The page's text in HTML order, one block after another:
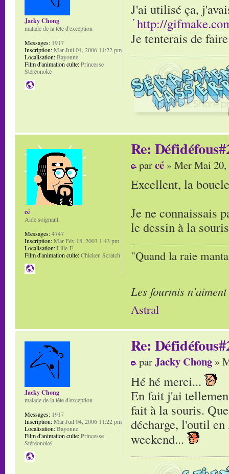
J'ai utilisé ça,
http://
Je tenterais de
Jacky Chong
malade de la tête d'exception
Messages: 1917
Inscription:Mar Juil 04, 2006 11:22 pm
Localisation:Bayonne
Film d'animation culte:Princesse
Stéréonoké
Re:
parcé » Mer Mai
Excellent, la
Je ne connaissais
le dessin à la
"Quand la raie
Les fourmis
Astral
cé
Aide soignant
Messages:4747
Inscription:Mar Fév 18, 2003 1:43 pm
Localisation:Lille-F
Film d'animation culte:Chicken Scratch
Re:
parJacky Chong »
Hé hé merci...
En fait j'ai
fait à la souris.
décharge, l'outil
weekend...
Jacky Chong
malade de la tête d'exception
Messages: 1917
Inscription:Mar Juil 04, 2006 11:22 pm
Localisation:Bayonne
Film d'animation culte:Princesse
Stéréonoké